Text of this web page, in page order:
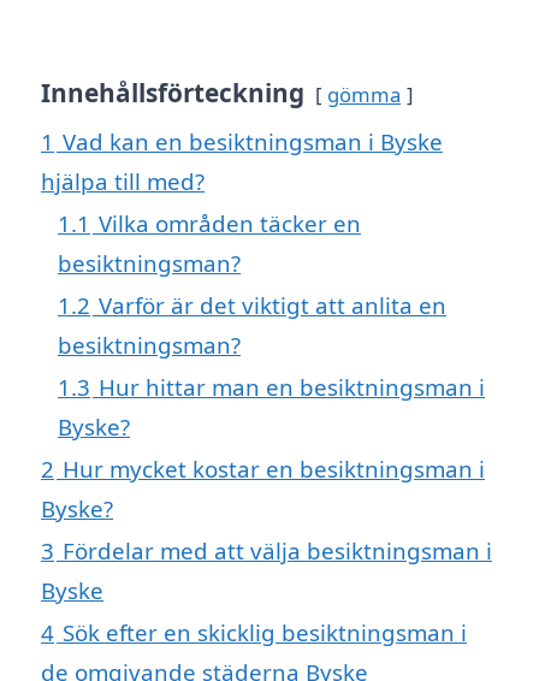
Innehållsförteckning gömma
1 Vad kan en besiktningsman i Byske
hjälpa till med?
1.1 Vilka områden täcker en
besiktningsman?
1.2 Varför är det viktigt att anlita en
besiktningsman?
1.3 Hur hittar man en besiktningsman i
Byske?
2 Hur mycket kostar en besiktningsman i
Byske?
3 Fördelar med att välja besiktningsman i
Byske
4 Sök efter en skicklig besiktningsman i
de omgivande städerna Byske